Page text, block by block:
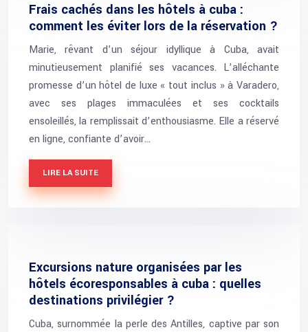
Frais cachés dans les hôtels à cuba :
comment les éviter lors de la réservation ?
Marie, rêvant d’un séjour idyllique à Cuba, avait
minutieusement planifié ses vacances. L’alléchante
promesse d’un hôtel de luxe « tout inclus » à Varadero,
avec ses plages immaculées et ses cocktails
ensoleillés, la remplissait d’enthousiasme. Elle a réservé
en ligne, confiante d’avoir…
LIRE LA SUITE
Excursions nature organisées par les
hôtels écoresponsables à cuba : quelles
destinations privilégier ?
Cuba, surnommée la perle des Antilles, captive par son